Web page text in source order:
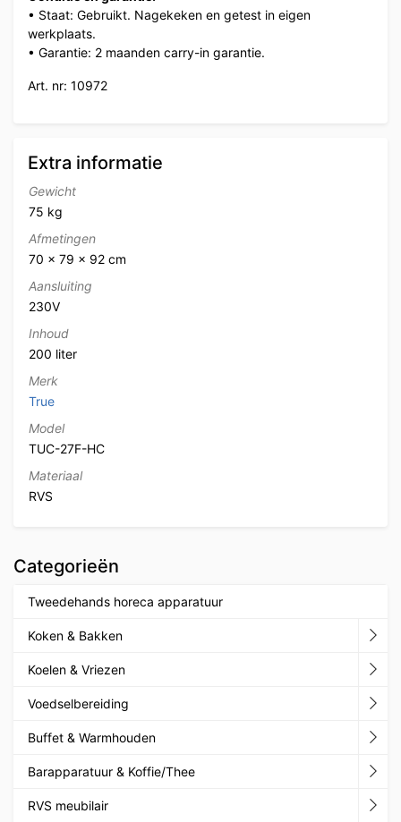
• Staat: Gebruikt. Nagekeken en getest in eigen
werkplaats.
• Garantie: 2 maanden carry-in garantie.
Art. nr: 10972
Extra informatie
Gewicht
75 kg
Afmetingen
70 × 79 × 92 cm
Aansluiting
230V
Inhoud
200 liter
Merk
True
Model
TUC-27F-HC
Materiaal
RVS
Categorieën
Tweedehands horeca apparatuur
Koken & Bakken
Koelen & Vriezen
Voedselbereiding
Buffet & Warmhouden
Barapparatuur & Koffie/Thee
RVS meubilair